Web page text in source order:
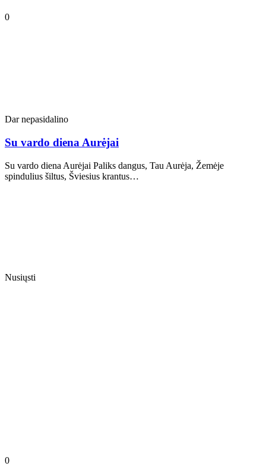
0
Dar nepasidalino
Su vardo diena Aurėjai
Su vardo diena Aurėjai Paliks dangus, Tau Aurėja, Žemėje
spindulius šiltus, Šviesius krantus…
Nusiųsti
0